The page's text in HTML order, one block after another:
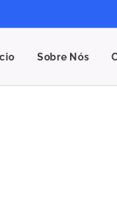
Sobre Nós